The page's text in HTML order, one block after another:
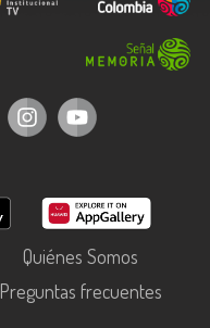
Quiénes Somos
Preguntas frecuentes